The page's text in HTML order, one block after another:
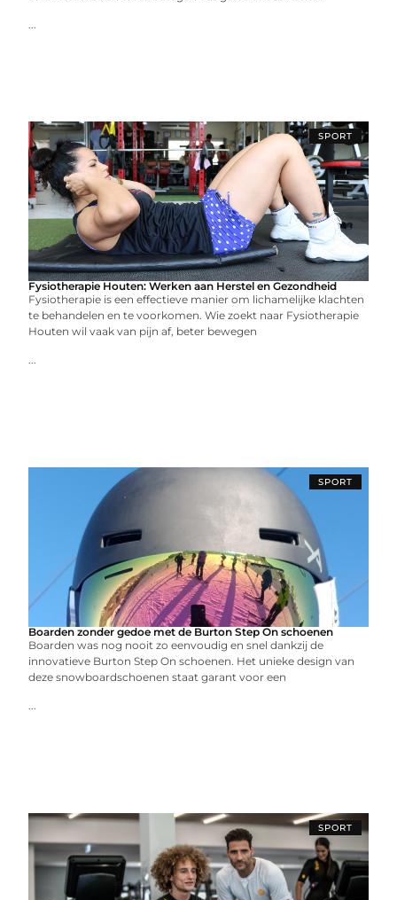
...
SPORT
Fysiotherapie Houten: Werken aan Herstel en Gezondheid
Fysiotherapie is een effectieve manier om lichamelijke klachten
te behandelen en te voorkomen. Wie zoekt naar Fysiotherapie
Houten wil vaak van pijn af, beter bewegen
...
SPORT
Boarden zonder gedoe met de Burton Step On schoenen
Boarden was nog nooit zo eenvoudig en snel dankzij de
innovatieve Burton Step On schoenen. Het unieke design van
deze snowboardschoenen staat garant voor een
...
SPORT